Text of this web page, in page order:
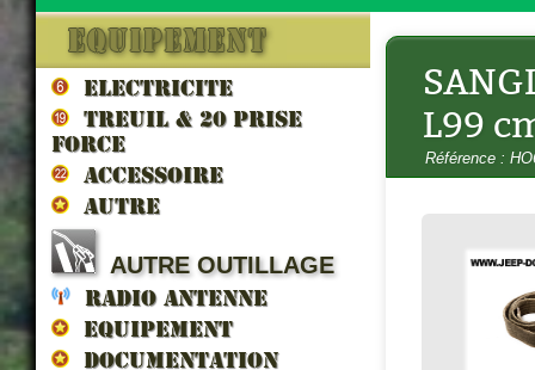
ELECTRICITE
TREUIL & 20 prise
force
ACCESSOIRE
AUTRE
AUTRE OUTILLAGE
RADIO ANTENNE
EQUIPEMENT
DOCUMENTATION
L99
Référence :
LIBERATION par francois